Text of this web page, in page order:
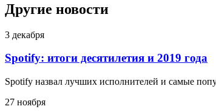
Другие новости
3 декабря
Spotify: итоги десятилетия и 2019 года
Spotify назвал лучших исполнителей и самые
27 ноября